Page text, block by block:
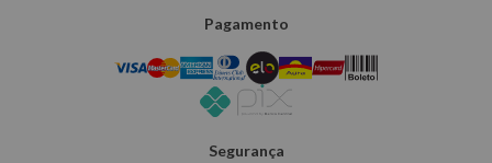
Antes de usar, consulte o manual do proprietário do seu veículo
para obter mais informações e se certificar que pode fazer este
Pagamento
Segurança